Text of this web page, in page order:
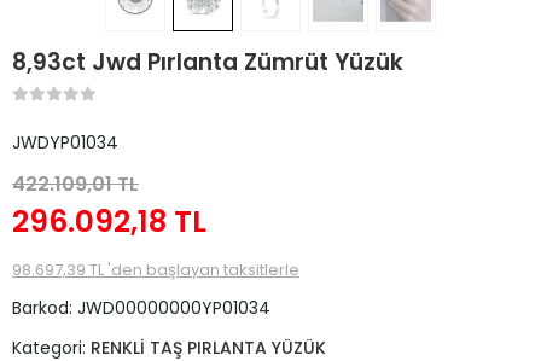
8,93ct Jwd Pırlanta Zümrüt Yüzük
JWDYP01034
422.109,01 TL
296.092,18 TL
98.697,39 TL 'den başlayan taksitlerle
Barkod: JWD00000000YP01034
Kategori: RENKLİ TAŞ PIRLANTA YÜZÜK